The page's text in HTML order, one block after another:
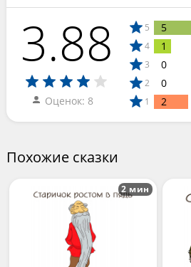
3.88
Оценок: 8
5 5
4 1
3 0
2 0
1 2
Похожие сказки
2 мин